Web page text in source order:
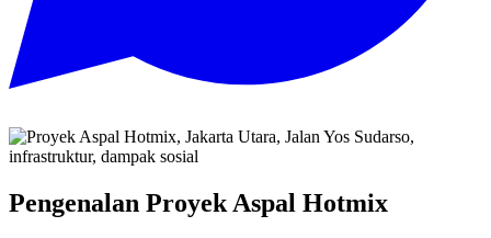
Pengenalan Proyek Aspal Hotmix